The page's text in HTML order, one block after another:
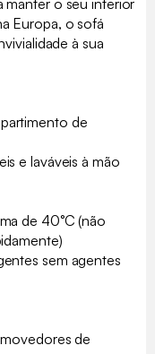
Europa, o sofá
à sua
de
e laváveis à mão
de 40°C (não
sem agentes
de